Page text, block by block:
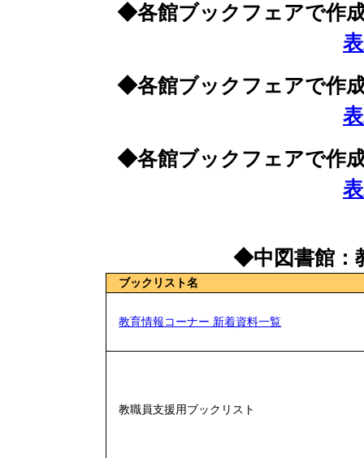
◆各館ブックフェアで作
◆各館ブックフェアで作
◆各館ブックフェアで作
◆中図書館：
ブックリスト名
教育情報コーナー 新着資料一覧
教職員支援用ブックリスト